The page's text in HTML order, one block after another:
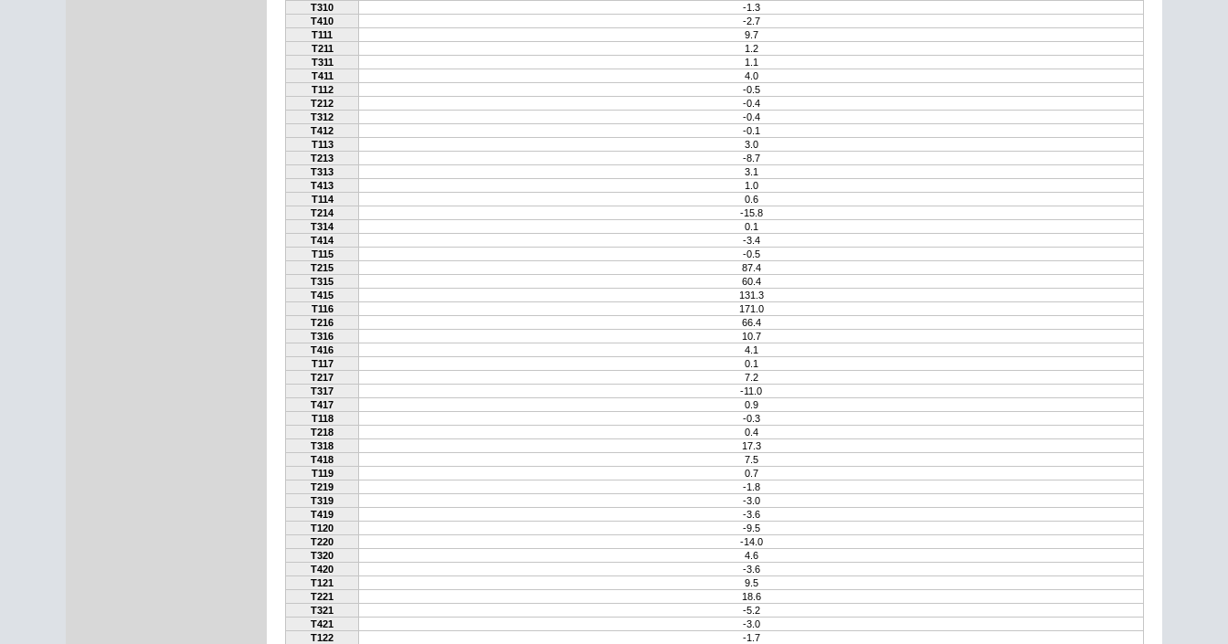
T310
-1.3
T410
-2.7
T111
9.7
T211
1.2
T311
1.1
T411
4.0
T112
-0.5
T212
-0.4
T312
-0.4
T412
-0.1
T113
3.0
T213
-8.7
T313
3.1
T413
1.0
T114
0.6
T214
-15.8
T314
0.1
T414
-3.4
T115
-0.5
T215
87.4
T315
60.4
T415
131.3
T116
171.0
T216
66.4
T316
10.7
T416
4.1
T117
0.1
T217
7.2
T317
-11.0
T417
0.9
T118
-0.3
T218
0.4
T318
17.3
T418
7.5
T119
0.7
T219
-1.8
T319
-3.0
T419
-3.6
T120
-9.5
T220
-14.0
T320
4.6
T420
-3.6
T121
9.5
T221
18.6
T321
-5.2
T421
-3.0
T122
-1.7